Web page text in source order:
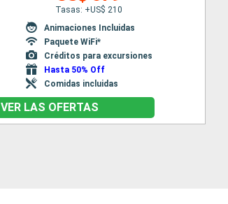
Tasas: +US$ 210
Animaciones Incluidas
Paquete WiFi*
Créditos para excursiones
Hasta 50% Off
Comidas incluidas
VER LAS OFERTAS